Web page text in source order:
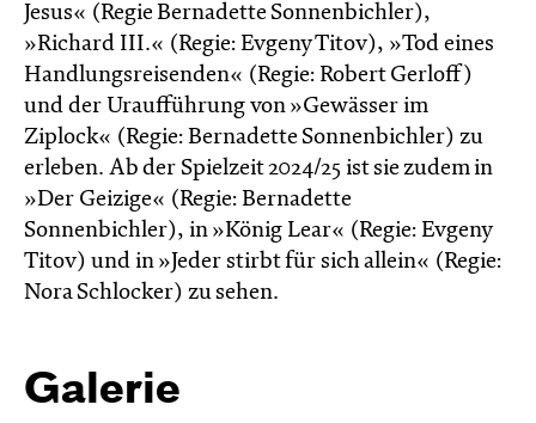
Jesus« (Regie Bernadette Sonnenbichler),
»Richard III.« (Regie: Evgeny Titov), »Tod eines
Handlungsreisenden« (Regie: Robert Gerloff)
und der Uraufführung von »Gewässer im
Ziplock« (Regie: Bernadette Sonnenbichler) zu
erleben. Ab der Spielzeit 2024/25 ist sie zudem in
»Der Geizige« (Regie: Bernadette
Sonnenbichler), in »König Lear« (Regie: Evgeny
Titov) und in »Jeder stirbt für sich allein« (Regie:
Nora Schlocker) zu sehen.
Galerie